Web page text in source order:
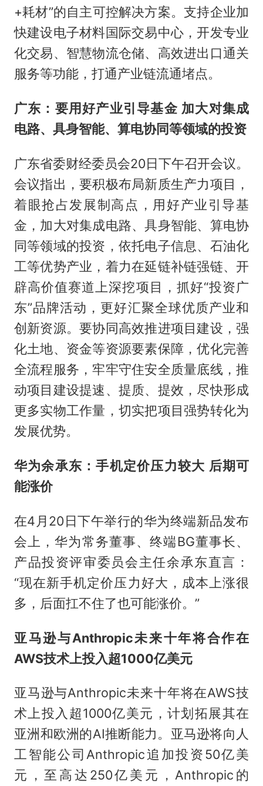
+耗材”的自主可控解决方案。支持企业加
快建设电子材料国际交易中心，开发专业
化交易、智慧物流仓储、高效进出口通关
服务等功能，打通产业链流通堵点。
广东：要用好产业引导基金 加大对集成
电路、具身智能、算电协同等领域的投资
广东省委财经委员会20日下午召开会议。
会议指出，要积极布局新质生产力项目，
着眼抢占发展制高点，用好产业引导基
金，加大对集成电路、具身智能、算电协
同等领域的投资，依托电子信息、石油化
工等优势产业，着力在延链补链强链、开
辟高价值赛道上深挖项目，抓好“投资广
东”品牌活动，更好汇聚全球优质产业和
创新资源。要协同高效推进项目建设，强
化土地、资金等资源要素保障，优化完善
全流程服务，牢牢守住安全质量底线，推
动项目建设提速、提质、提效，尽快形成
更多实物工作量，切实把项目强势转化为
发展优势。
华为余承东：手机定价压力较大 后期可
能涨价
在4月20日下午举行的华为终端新品发布
会上，华为常务董事、终端BG董事长、
产品投资评审委员会主任余承东直言：
“现在新手机定价压力好大，成本上涨很
多，后面扛不住了也可能涨价。”
亚马逊与Anthropic未来十年将合作在
AWS技术上投入超1000亿美元
亚马逊与Anthropic未来十年将在AWS技
术上投入超1000亿美元，计划拓展其在
亚洲和欧洲的AI推断能力。亚马逊将向人
工智能公司Anthropic追加投资50亿美
元，至高达250亿美元，Anthropic的